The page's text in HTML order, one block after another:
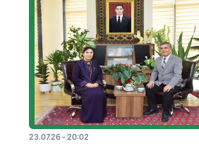
23.07.26 - 20:02